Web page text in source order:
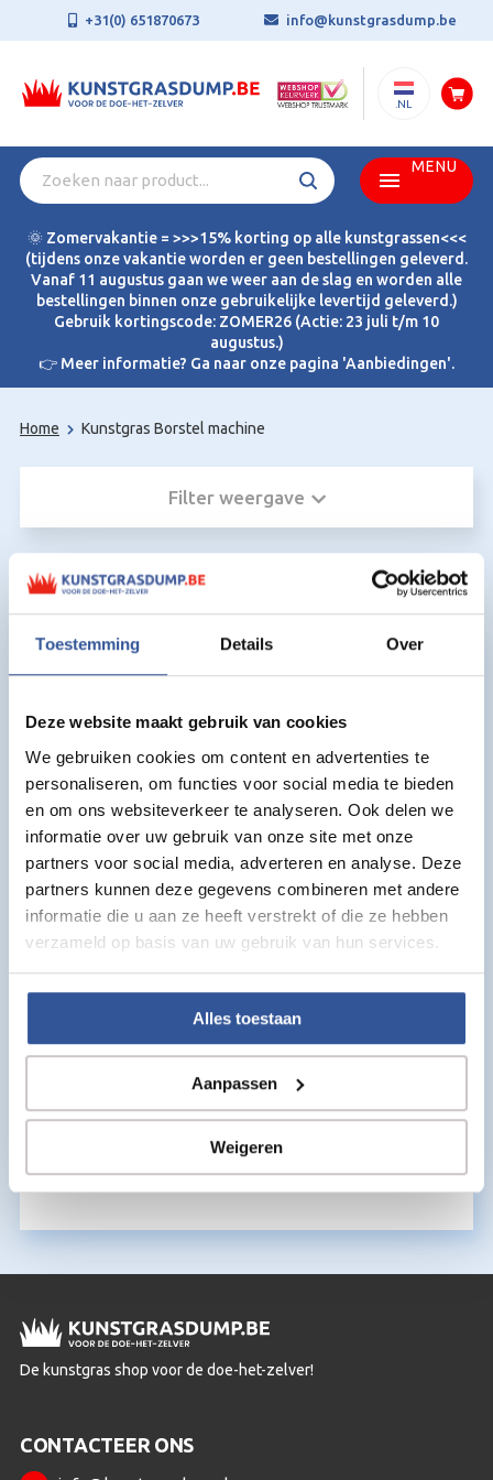
Toestemming Details Over
Deze website maakt gebruik van cookies
We gebruiken cookies om content en advertenties te
personaliseren, om functies voor social media te bieden
en om ons websiteverkeer te analyseren. Ook delen we
informatie over uw gebruik van onze site met onze
partners voor social media, adverteren en analyse. Deze
partners kunnen deze gegevens combineren met andere
informatie die u aan ze heeft verstrekt of die ze hebben
verzameld op basis van uw gebruik van hun services.
Alles toestaan
Aanpassen
Weigeren
+31(0) 651870673 info@kunstgrasdump.be
.NL
MENU
🌞 Zomervakantie = >>>15% korting op alle kunstgrassen<<<
(tijdens onze vakantie worden er geen bestellingen geleverd.
Vanaf 11 augustus gaan we weer aan de slag en worden alle
bestellingen binnen onze gebruikelijke levertijd geleverd.)
Gebruik kortingscode: ZOMER26 (Actie: 23 juli t/m 10
augustus.)
👉 Meer informatie? Ga naar onze pagina 'Aanbiedingen'.
Home Kunstgras Borstel machine
Filter weergave
Kunstgras voor Kunstgras Borstel
machine:
Kunstgras Borstelmachine – 60 cm
De kunstgras shop voor de doe-het-zelver!
CONTACTEER ONS